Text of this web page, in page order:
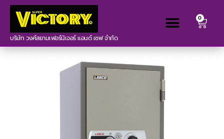
บริษัท วงศ์สยามเฟอร์นิเจอร์ แอนด์ เซฟ จำกัด
0